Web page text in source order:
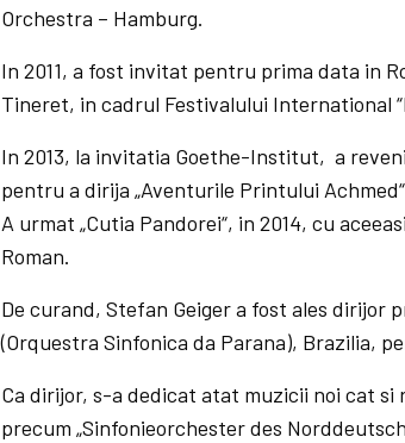
Orchestra – Hamburg.
In 2011, a fost invitat pentru prima data in
Tineret, in cadrul Festivalului International
In 2013, la invitatia Goethe-Institut, a
pentru a dirija „Aventurile Printului
A urmat „Cutia Pandorei“, in 2014, cu
Roman.
De curand, Stefan Geiger a fost ales dirijor
(Orquestra Sinfonica da Parana), Brazilia,
Ca dirijor, s-a dedicat atat muzicii noi cat
precum „Sinfonieorchester des